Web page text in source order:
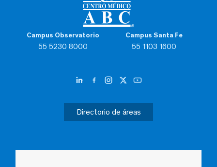
Campus Observatorio
55 5230 8000
Campus Santa Fe
55 1103 1600
Directorio de áreas